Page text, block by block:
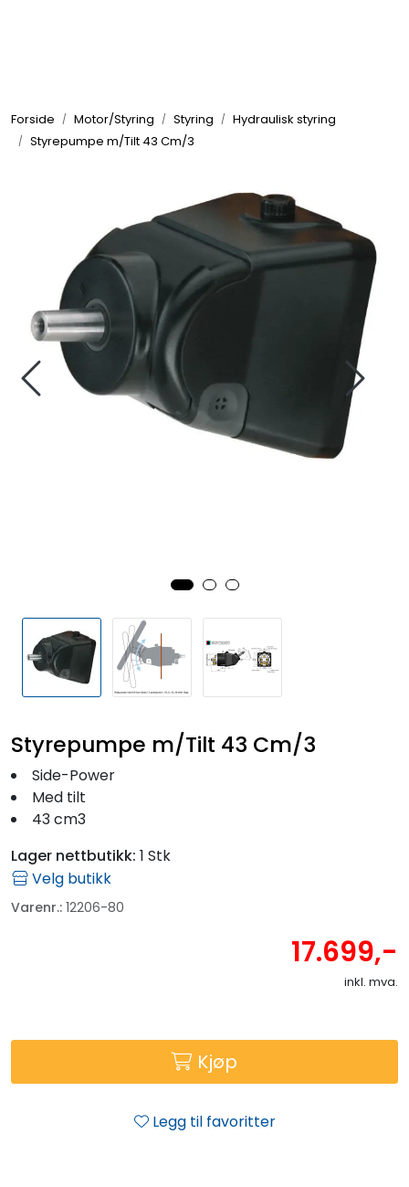
Forside Motor/Styring Styring
Hydraulisk styring
Styrepumpe m/Tilt 43 Cm/3
Styrepumpe m/Tilt 43 Cm/3
Side-Power
Med tilt
43 cm3
Lager nettbutikk: 1 Stk
Velg butikk
Varenr.: 12206-80
17.699,-
inkl. mva.
Kjøp
Legg til favoritter
Komfort
VVS
Motor/Styring
Outlet
Kampanje